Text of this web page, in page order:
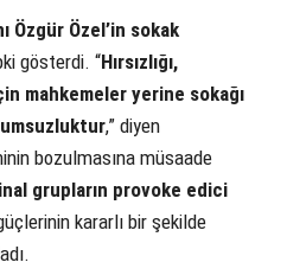
Özgür Özel’in sokak
gösterdi. “Hırsızlığı,
mahkemeler yerine sokağı
,” diyen
bozulmasına müsaade
grupların provoke edici
kararlı bir şekilde